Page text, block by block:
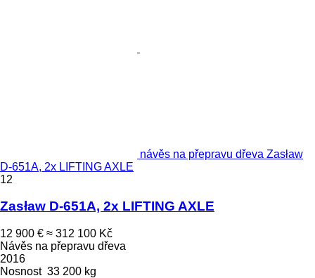
návěs na přepravu dřeva Zasław
D-651A, 2x LIFTING AXLE
12
Zasław D-651A, 2x LIFTING AXLE
12 900 € ≈ 312 100 Kč
Návěs na přepravu dřeva
2016
Nosnost 33 200 kg